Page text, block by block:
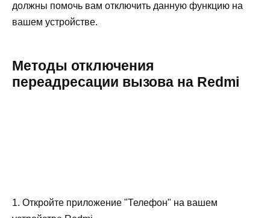
должны помочь вам отключить данную функцию на
вашем устройстве.
Методы отключения
переадресации вызова на Redmi
1. Откройте приложение "Телефон" на вашем